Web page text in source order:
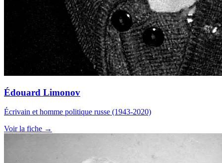
Édouard Limonov
Écrivain et homme politique russe (1943-2020)
Voir la fiche →